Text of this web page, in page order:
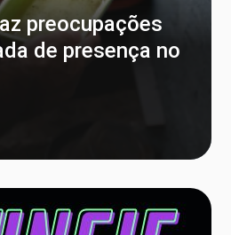
preocupações
de presença no